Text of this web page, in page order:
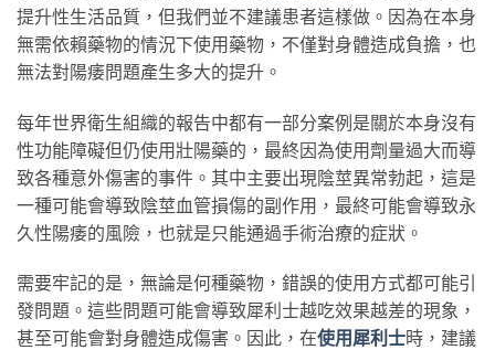
提升性生活品質，但我們並不建議患者這樣做。因為在本身
無需依賴藥物的情況下使用藥物，不僅對身體造成負擔，也
無法對陽痿問題產生多大的提升。
每年世界衛生組織的報告中都有一部分案例是關於本身沒有
性功能障礙但仍使用壯陽藥的，最終因為使用劑量過大而導
致各種意外傷害的事件。其中主要出現陰莖異常勃起，這是
一種可能會導致陰莖血管損傷的副作用，最終可能會導致永
久性陽痿的風險，也就是只能通過手術治療的症狀。
需要牢記的是，無論是何種藥物，錯誤的使用方式都可能引
發問題。這些問題可能會導致犀利士越吃效果越差的現象，
甚至可能會對身體造成傷害。因此，在使用犀利士時，建議